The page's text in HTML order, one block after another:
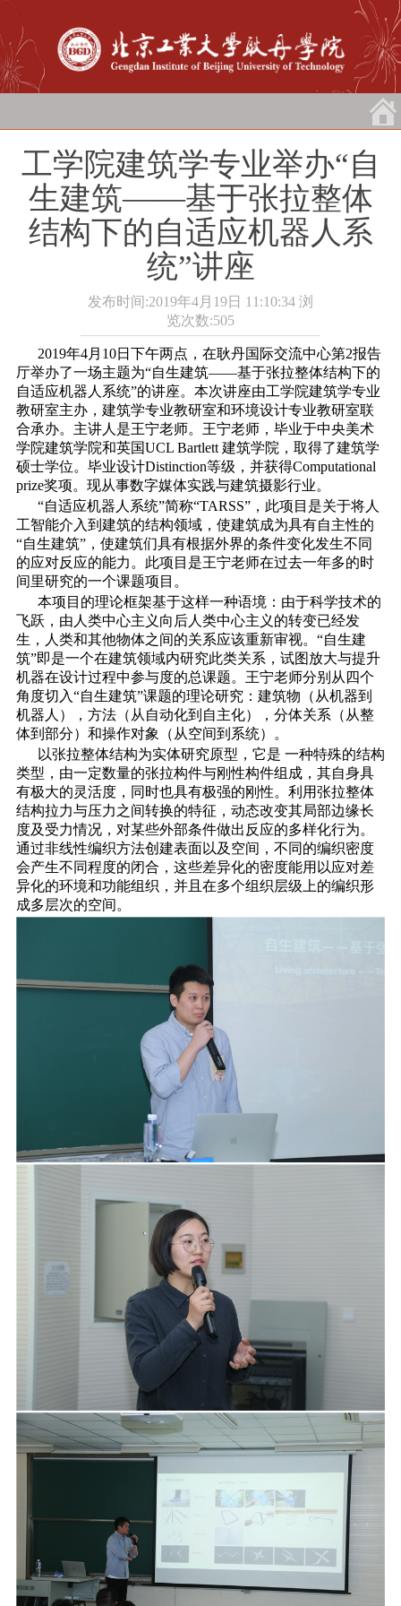
工学院建筑学专业举办“自
生建筑――基于张拉整体
结构下的自适应机器人系
统”讲座
发布时间:2019年4月19日 11:10:34 浏
览次数:505
2019年4月10日下午两点，在耿丹国际交流中心第2报告
厅举办了一场主题为“自生建筑――基于张拉整体结构下的
自适应机器人系统”的讲座。本次讲座由工学院建筑学专业
教研室主办，建筑学专业教研室和环境设计专业教研室联
合承办。主讲人是王宁老师。王宁老师，毕业于中央美术
学院建筑学院和英国UCL Bartlett 建筑学院，取得了建筑学
硕士学位。毕业设计Distinction等级，并获得Computational
prize奖项。现从事数字媒体实践与建筑摄影行业。
“自适应机器人系统”简称“TARSS”，此项目是关于将人
工智能介入到建筑的结构领域，使建筑成为具有自主性的
“自生建筑”，使建筑们具有根据外界的条件变化发生不同
的应对反应的能力。此项目是王宁老师在过去一年多的时
间里研究的一个课题项目。
本项目的理论框架基于这样一种语境：由于科学技术的
飞跃，由人类中心主义向后人类中心主义的转变已经发
生，人类和其他物体之间的关系应该重新审视。“自生建
筑”即是一个在建筑领域内研究此类关系，试图放大与提升
机器在设计过程中参与度的总课题。王宁老师分别从四个
角度切入“自生建筑”课题的理论研究：建筑物（从机器到
机器人），方法（从自动化到自主化），分体关系（从整
体到部分）和操作对象（从空间到系统）。
以张拉整体结构为实体研究原型，它是 一种特殊的结构
类型，由一定数量的张拉构件与刚性构件组成，其自身具
有极大的灵活度，同时也具有极强的刚性。利用张拉整体
结构拉力与压力之间转换的特征，动态改变其局部边缘长
度及受力情况，对某些外部条件做出反应的多样化行为。
通过非线性编织方法创建表面以及空间，不同的编织密度
会产生不同程度的闭合，这些差异化的密度能用以应对差
异化的环境和功能组织，并且在多个组织层级上的编织形
成多层次的空间。